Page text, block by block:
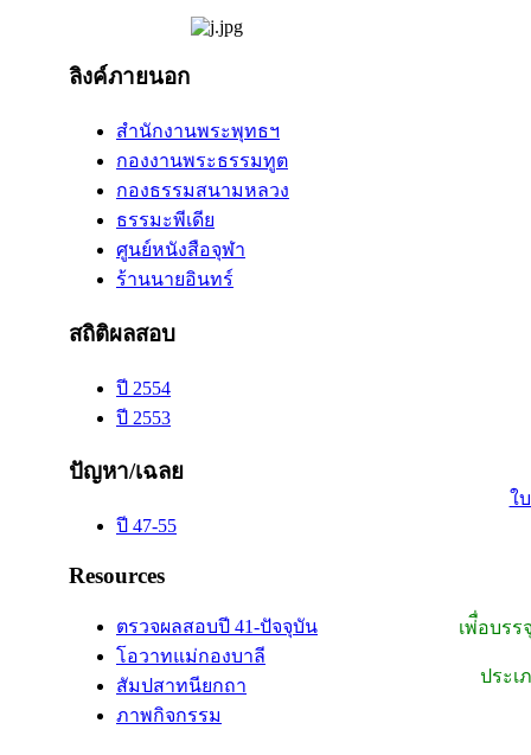
ลิงค์ภายนอก
สำนักงานพระพุทธฯ
กองงานพระธรรมทูต
กองธรรมสนามหลวง
ธรรมะพีเดีย
ศูนย์หนังสือจุฬา
ร้านนายอินทร์
สถิติผลสอบ
ปี 2554
ปี 2553
ปัญหา/เฉลย
ปี 47-55
Resources
ตรวจผลสอบปี 41-ปัจจุบัน
โอวาทแม่กองบาลี
สัมปสาทนียกถา
ภาพกิจกรรม
ใ
เพ่ื่อบรร
ประเ